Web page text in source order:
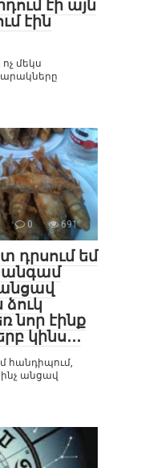
էի այն
էին
մեկս
0 691
դրսում եմ
անգամ
նոր էինք
կինս․․․
հանդիպում,
անցավ